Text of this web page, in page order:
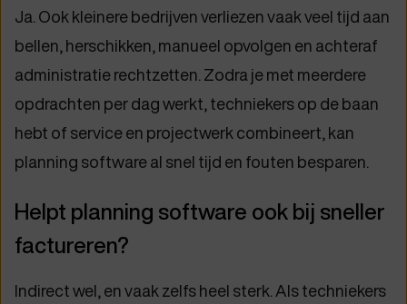
Ja. Ook kleinere bedrijven verliezen vaak veel tijd aan
bellen, herschikken, manueel opvolgen en achteraf
administratie rechtzetten. Zodra je met meerdere
opdrachten per dag werkt, techniekers op de baan
hebt of service en projectwerk combineert, kan
planning software al snel tijd en fouten besparen.
Helpt planning software ook bij sneller
factureren?
Indirect wel, en vaak zelfs heel sterk. Als techniekers